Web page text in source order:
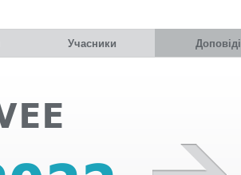
Учасники Доповіді